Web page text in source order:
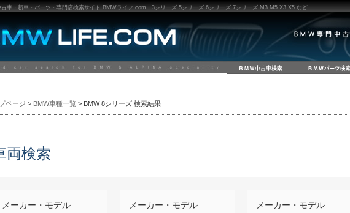
古車・新車・パーツ・専門店検索サイト BMWライフ.com 3シリーズ 5シリーズ 6シリーズ 7シリーズ M3 M5 X3 X5 など
ページ > BMW車種一覧> BMW 8シリーズ 検索結果
両検索
メーカー・モデル メーカー・モデル メーカー・モデル